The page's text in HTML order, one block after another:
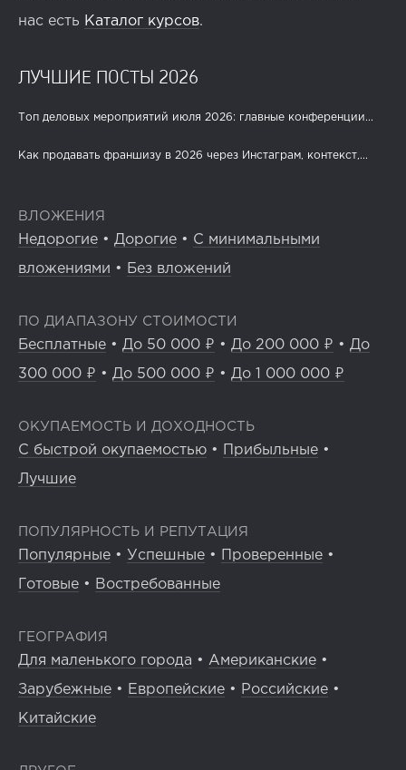
нас есть Каталог курсов.
ЛУЧШИЕ ПОСТЫ 2026
Топ деловых мероприятий июля 2026: главные конференции...
Как продавать франшизу в 2026 через Инстаграм, контекст,...
ВЛОЖЕНИЯ
Недорогие • Дорогие • С минимальными
вложениями • Без вложений
ПО ДИАПАЗОНУ СТОИМОСТИ
Бесплатные • До 50 000 ₽ • До 200 000 ₽ • До
300 000 ₽ • До 500 000 ₽ • До 1 000 000 ₽
ОКУПАЕМОСТЬ И ДОХОДНОСТЬ
С быстрой окупаемостью • Прибыльные •
Лучшие
ПОПУЛЯРНОСТЬ И РЕПУТАЦИЯ
Популярные • Успешные • Проверенные •
Готовые • Востребованные
ГЕОГРАФИЯ
Для маленького города • Американские •
Зарубежные • Европейские • Российские •
Китайские